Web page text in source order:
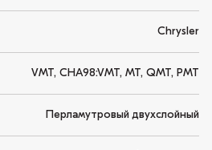
Chrysler
VMT, CHA98:VMT, MT, QMT, PMT
Перламутровый двухслойный